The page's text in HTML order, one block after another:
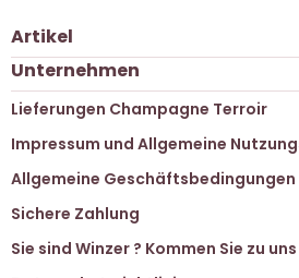
Artikel
Unternehmen
Lieferungen Champagne Terroir
Impressum und Allgemeine
Allgemeine Geschäftsbedingungen
Sichere Zahlung
Sie sind Winzer ? Kommen Sie zu uns